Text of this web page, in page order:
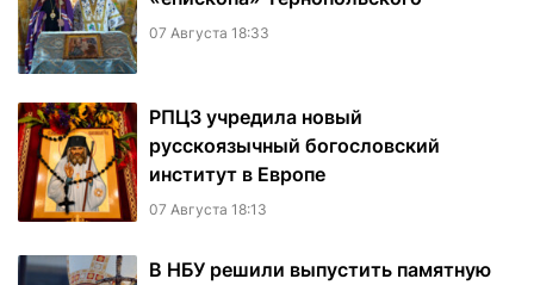
07 Августа 18:33
РПЦЗ учредила новый
русскоязычный богословский
институт в Европе
07 Августа 18:13
В НБУ решили выпустить памятную